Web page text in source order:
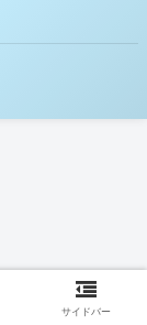
サイドバー